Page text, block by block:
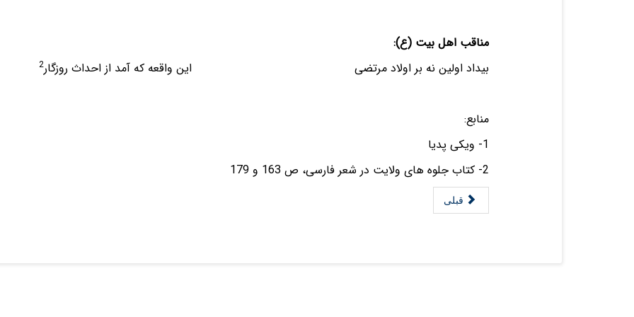
مناقب اهل بیت (ع):
بيداد اولين نه بر اولاد مرتضى اين واقعه كه آمد از احداث روزگار2
منابع:
1- ویکی پدیا
2- کتاب جلوه های ولایت در شعر فارسی، ص 163 و 179
قبلی